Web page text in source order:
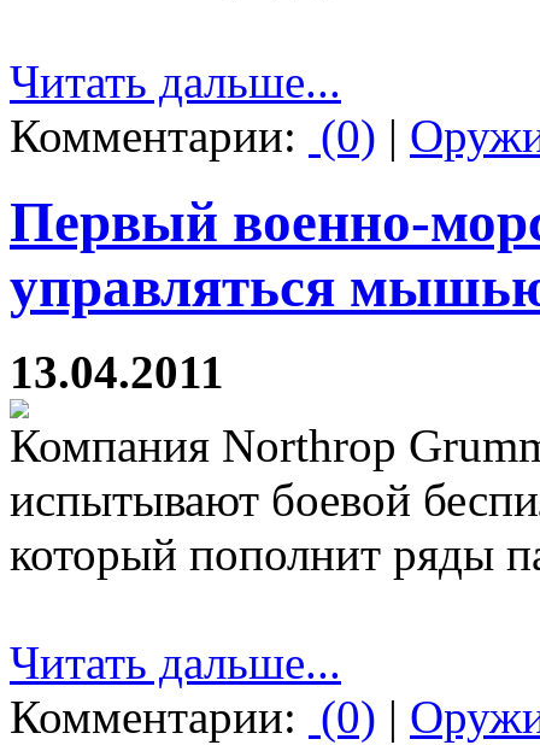
Читать дальше...
Комментарии: (0) |
Первый военно-
управляться
13.04.2011
Компания Northrop
испытывают боевой
который пополнит ряды
Читать дальше...
Комментарии: (0) |